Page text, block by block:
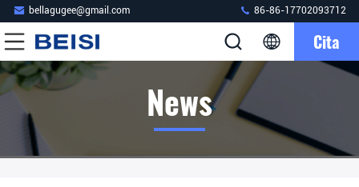
bellagugee@gmail.com 86-86-17702093712
Cita
News